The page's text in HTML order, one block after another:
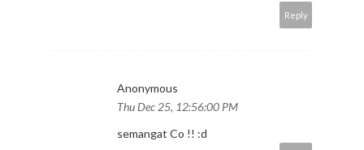
Reply
Anonymous
Thu Dec 25, 12:56:00 PM
semangat Co !! :d